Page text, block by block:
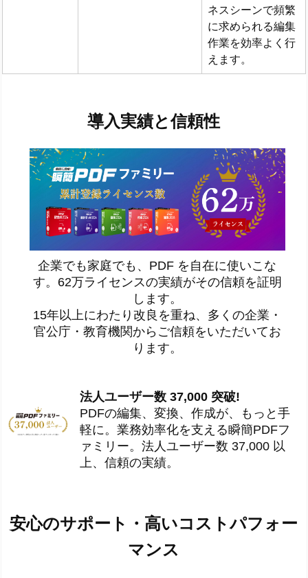
ネスシーンで頻繁
に求められる編集
作業を効率よく行
えます。
導入実績と信頼性
企業でも家庭でも、PDF を自在に使いこな
す。62万ライセンスの実績がその信頼を証明
します。
15年以上にわたり改良を重ね、多くの企業・
官公庁・教育機関からご信頼をいただいてお
ります。
法人ユーザー数 37,000 突破!
PDFの編集、変換、作成が、もっと手
軽に。業務効率化を支える瞬簡PDFフ
ァミリー。法人ユーザー数 37,000 以
上、信頼の実績。
安心のサポート・高いコストパフォー
マンス